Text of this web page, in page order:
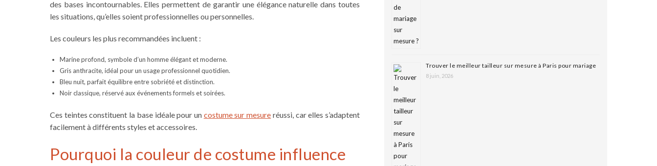
des bases incontournables. Elles permettent de garantir une élégance naturelle dans toutes
les situations, qu’elles soient professionnelles ou personnelles.
Les couleurs les plus recommandées incluent :
Marine profond, symbole d’un homme élégant et moderne.
Gris anthracite, idéal pour un usage professionnel quotidien.
Bleu nuit, parfait équilibre entre sobriété et distinction.
Noir classique, réservé aux événements formels et soirées.
Ces teintes constituent la base idéale pour un costume sur mesure réussi, car elles s’adaptent
facilement à différents styles et accessoires.
Pourquoi la couleur de costume influence
Trouver le meilleur tailleur sur mesure à Paris pour mariage
8 juin, 2026